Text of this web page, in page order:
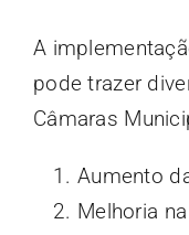
A
pode trazer
Câmaras
Aumento
Melhoria